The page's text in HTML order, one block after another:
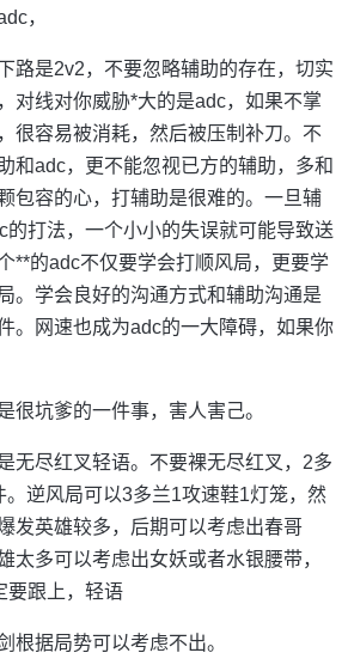
，
路是2v2，不要忽略辅助的存在，切实
对线对你威胁*大的是adc，如果不掌
很容易被消耗，然后被压制补刀。不
和adc，更不能忽视已方的辅助，多和
包容的心，打辅助是很难的。一旦辅
的打法，一个小小的失误就可能导致送
**的adc不仅要学会打顺风局，更要学
。学会良好的沟通方式和辅助沟通是
。网速也成为adc的一大障碍，如果你
很坑爹的一件事，害人害己。
无尽红叉轻语。不要裸无尽红叉，2多
。逆风局可以3多兰1攻速鞋1灯笼，然
发英雄较多，后期可以考虑出春哥
太多可以考虑出女妖或者水银腰带，
要跟上，轻语
根据局势可以考虑不出。